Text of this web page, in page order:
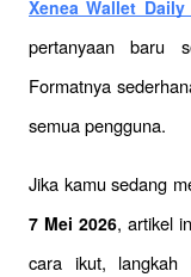
Xenea Wallet Daily
pertanyaan baru
Formatnya
semua pengguna.
Jika kamu sedang
7 Mei 2026, artikel
cara ikut, langkah